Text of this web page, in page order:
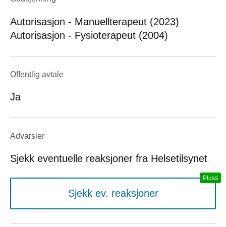
Autorisasjon - Manuellterapeut (2023)
Autorisasjon - Fysioterapeut (2004)
Offentlig avtale
Ja
Advarsler
Sjekk eventuelle reaksjoner fra Helsetilsynet
Sjekk ev. reaksjoner